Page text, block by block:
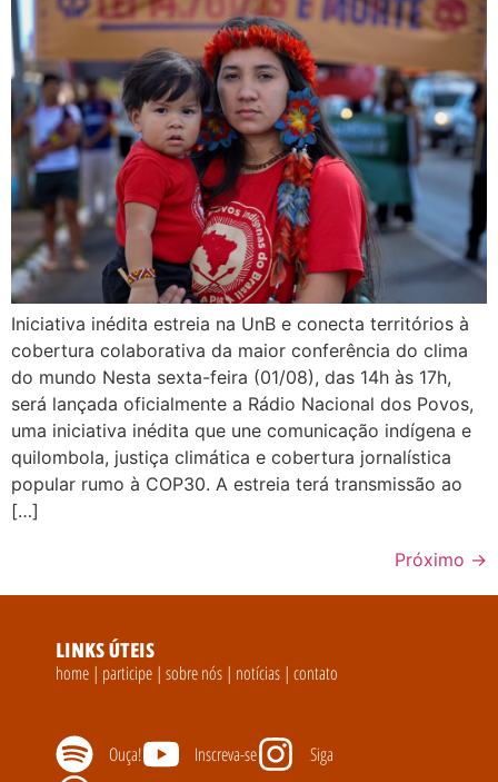
Iniciativa inédita estreia na UnB e conecta territórios à
cobertura colaborativa da maior conferência do clima
do mundo Nesta sexta-feira (01/08), das 14h às 17h,
será lançada oficialmente a Rádio Nacional dos Povos,
uma iniciativa inédita que une comunicação indígena e
quilombola, justiça climática e cobertura jornalística
popular rumo à COP30. A estreia terá transmissão ao
[…]
Próximo →
LINKS ÚTEIS
home | participe | sobre nós | notícias | contato
Ouça! Inscreva-se
Siga